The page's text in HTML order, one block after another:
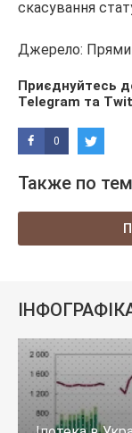
скасування
Джерело:
Приєднуйтесь
Telegram та
0
Также по